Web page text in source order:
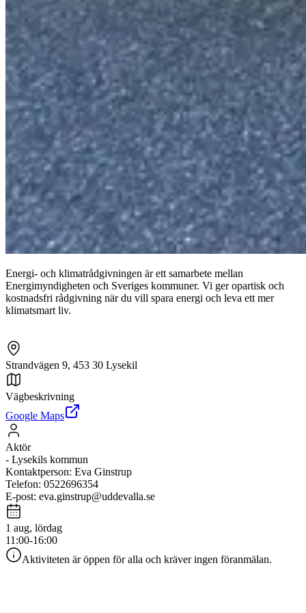
Energi- och klimatrådgivningen är ett samarbete mellan
Energimyndigheten och Sveriges kommuner. Vi ger opartisk och
kostnadsfri rådgivning när du vill spara energi och leva ett mer
klimatsmart liv.
Strandvägen 9, 453 30 Lysekil
Vägbeskrivning
Google Maps
Aktör
- Lysekils kommun
Kontaktperson: Eva Ginstrup
Telefon: 0522696354
E-post: eva.ginstrup@uddevalla.se
1 aug, lördag
11:00-16:00
Aktiviteten är öppen för alla och kräver ingen föranmälan.